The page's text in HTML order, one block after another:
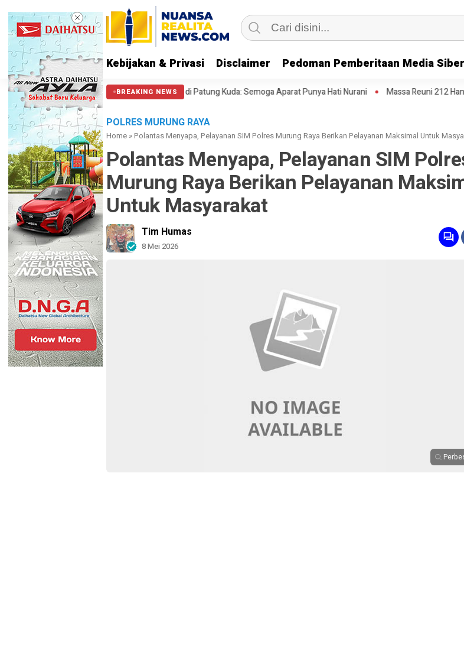
Kebijakan & Privasi Disclaimer Pedoman Pemberitaan Media Siber
BREAKING NEWS
soal Polisi Halangi Massa di Patung Kuda: Semoga Aparat Punya Hati Nurani Massa Reuni 212 Hanya Bisa Sampai
POLRES MURUNG RAYA
Home »Polantas Menyapa, Pelayanan SIM Polres Murung Raya Berikan Pelayanan Maksimal Untuk
Polantas Menyapa, Pelayanan SIM
Murung Raya Berikan Pelayanan
Untuk Masyarakat
Tim Humas
8 Mei 2026